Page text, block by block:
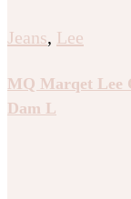
Jeans, Lee
MQ Marqet Lee
Dam L